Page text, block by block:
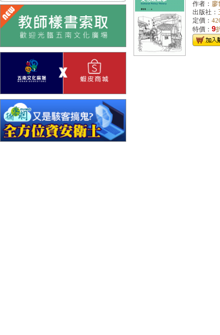
作者： 廖
出版社：
定價：
特價： 9